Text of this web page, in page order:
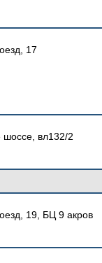
17
шоссе, вл132/2
19, БЦ 9 акров